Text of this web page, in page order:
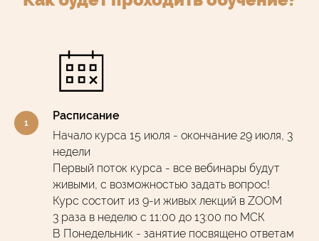
Расписание
Начало курса 15 июля - окончание 29 июля, 3
недели
Первый поток курса - все вебинары будут
живыми, с возможностью задать вопрос!
Курс состоит из 9-и живых лекций в ZOOM
3 раза в неделю с 11:00 до 13:00 по МСК
В Понедельник - занятие посвящено ответам